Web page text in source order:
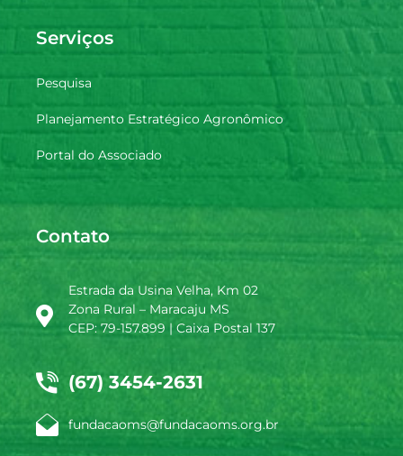
Serviços
Pesquisa
Planejamento Estratégico Agronômico
Portal do Associado
Contato
Estrada da Usina Velha, Km 02
Zona Rural – Maracaju MS
CEP: 79-157.899 | Caixa Postal 137
(67) 3454-2631
fundacaoms@fundacaoms.org.br